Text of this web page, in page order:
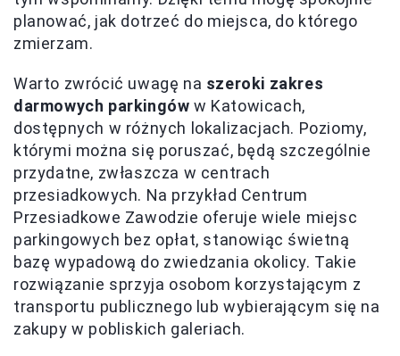
planować, jak dotrzeć do miejsca, do którego
zmierzam.
Warto zwrócić uwagę na szeroki zakres
darmowych parkingów w Katowicach,
dostępnych w różnych lokalizacjach. Poziomy,
którymi można się poruszać, będą szczególnie
przydatne, zwłaszcza w centrach
przesiadkowych. Na przykład Centrum
Przesiadkowe Zawodzie oferuje wiele miejsc
parkingowych bez opłat, stanowiąc świetną
bazę wypadową do zwiedzania okolicy. Takie
rozwiązanie sprzyja osobom korzystającym z
transportu publicznego lub wybierającym się na
zakupy w pobliskich galeriach.